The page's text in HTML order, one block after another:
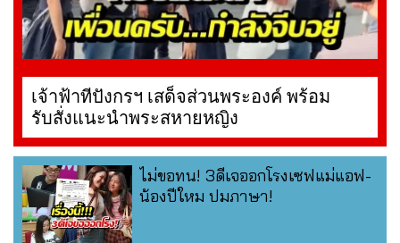
เจ้าฟ้าทีปังกรฯ เสด็จส่วนพระองค์ พร้อม
รับสั่งแนะนำพระสหายหญิง
ไม่ขอทน! 3ดีเจออกโรงเซฟแม่แอฟ-
น้องปีใหม ปมภาษา!